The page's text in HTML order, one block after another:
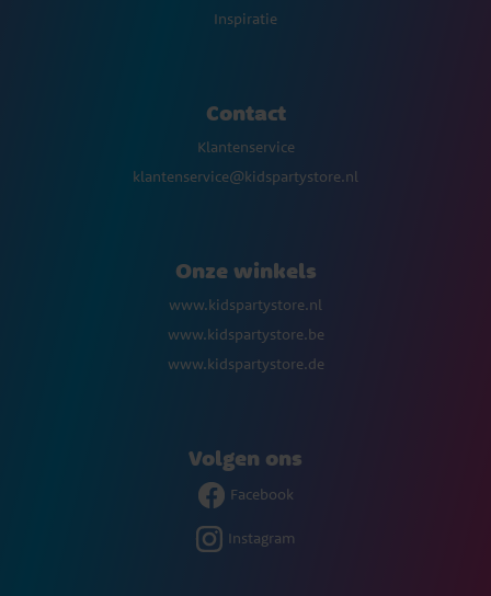
Inspiratie
Contact
Klantenservice
klantenservice@kidspartystore.nl
Onze winkels
www.kidspartystore.nl
www.kidspartystore.be
www.kidspartystore.de
Volgen ons
Facebook
Instagram